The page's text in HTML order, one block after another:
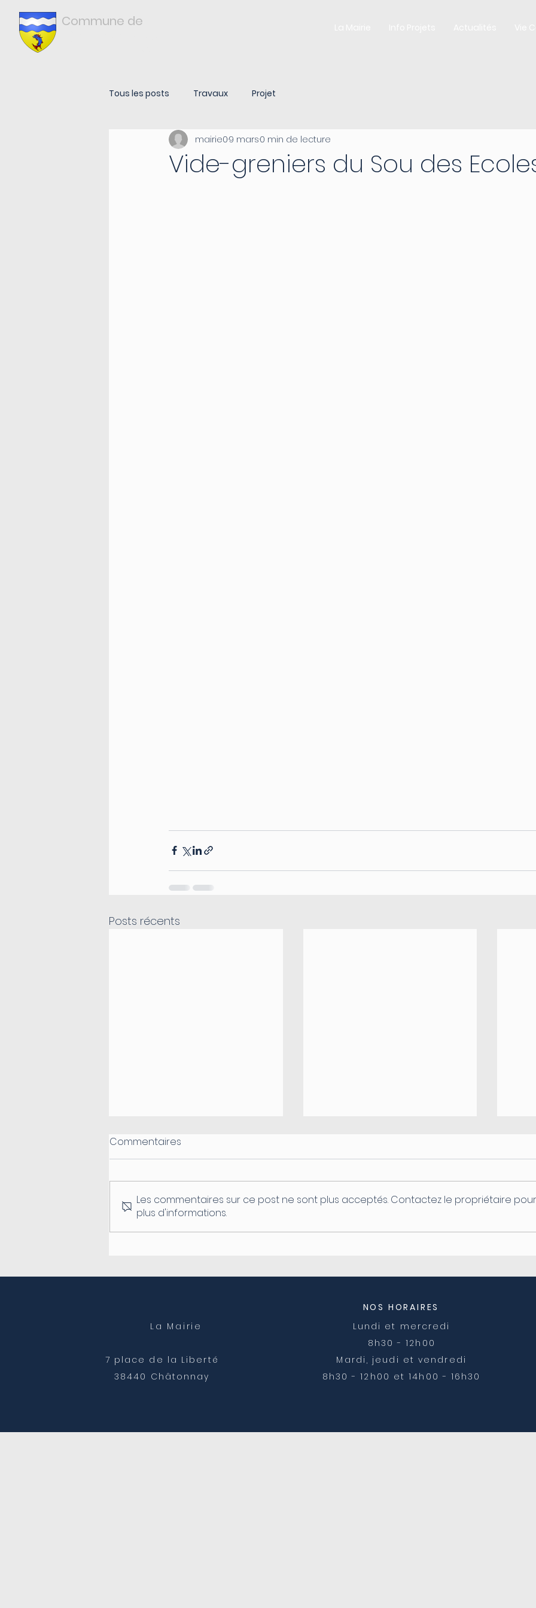
Commune de
Tous les posts Travaux Projet
Vide-greniers du Sou des
mairie09 mars0 min de lecture
Posts récents
Fermeture du secrétariat
Coupure d'électricité le
Commentaires
Les commentaires sur ce post ne sont plus acceptés. Contactez le propriétaire pour
plus d'informations.
La Mairie
7 place de la Liberté
38440 Châtonnay
NOS HORAIRES
Lundi et mercredi
8h30 - 12h00
Mardi, jeudi et vendredi
8h30 - 12h00 et 14h00 - 16h30